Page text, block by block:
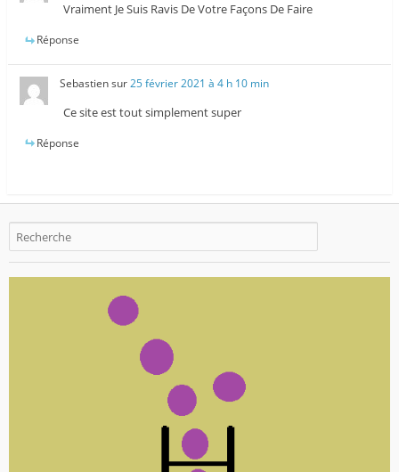
Vraiment Je Suis Ravis De Votre Façons De Faire
Réponse
Sebastiensur25 février 2021 à 4 h 10 min
Ce site est tout simplement super
Réponse